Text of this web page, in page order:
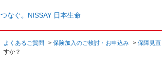
よくあるご質問 > 保険加入のご検討・お申込み > 保障見
すか？